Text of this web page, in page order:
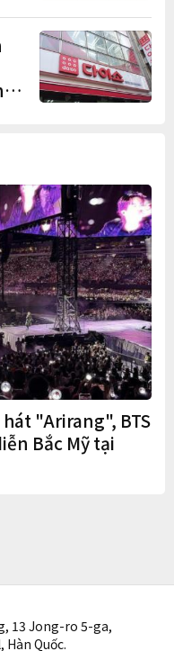
"Arirang", BTS
Bắc Mỹ tại
13 Jong-ro 5-ga,
Hàn Quốc.